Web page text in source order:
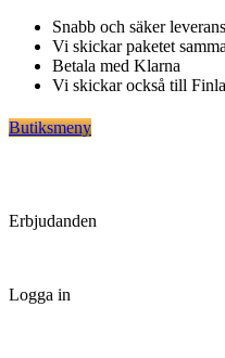
Hoppa
innehåll
Snabb och säker leverans
Vi skickar paketet
Betala med Klarna
Vi skickar också till
Butiksmeny
Erbjudanden
Logga in